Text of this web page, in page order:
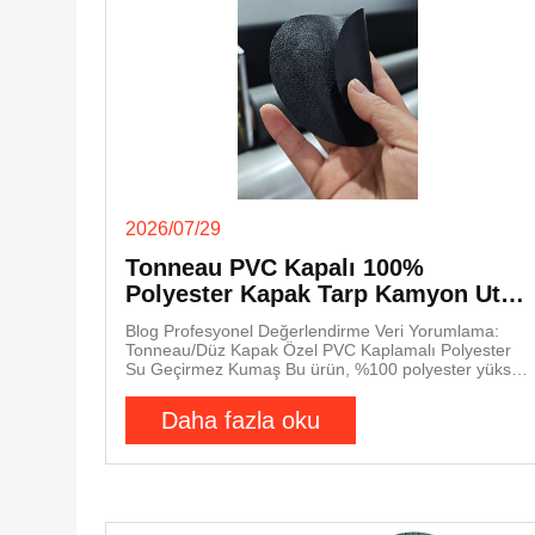
2026/07/29
Tonneau PVC Kapalı 100%
Polyester Kapak Tarp Kamyon Ute
Kargo Dış Araç
Blog Profesyonel Değerlendirme Veri Yorumlama:
Tonneau/Düz Kapak Özel PVC Kaplamalı Polyester
Su Geçirmez Kumaş Bu ürün, %100 polyester yüksek
işlemiyle birleştirerek, özellikle kamyonet kasaları ve
römork düz kapakları için tasarlanmıştır. Yüksek
mukavemet, UV direnci ve hava koşullarına
dayanıklılık özelliklerine sahiptir. PVC kaplama işlemi
mukavemetini yaklaşık %29 ve yırtılma mukavemetini
Daha fazla oku